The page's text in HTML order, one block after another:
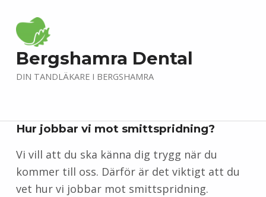
Bergshamra Dental
DIN TANDLÄKARE I BERGSHAMRA
Hur jobbar vi mot smittspridning?
Vi vill att du ska känna dig trygg när du
kommer till oss. Därför är det viktigt att du
vet hur vi jobbar mot smittspridning.